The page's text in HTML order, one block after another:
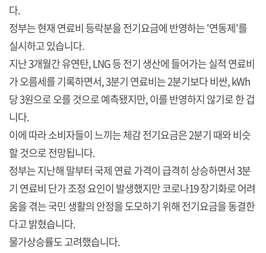
다.
정부는 현재 연료비 등락분을 전기요금에 반영하는 '연동제'를
실시하고 있습니다.
지난 3개월간 유연탄, LNG 등 전기 생산에 들어가는 실적 연료비
가 오름세를 기록하면서, 3분기 연료비는 2분기보다 비싼, kWh
당 3원으로 오를 것으로 예측됐지만, 이를 반영하지 않기로 한 겁
니다.
이에 따라 소비자들이 느끼는 체감 전기요금은 2분기 때와 비슷
할 것으로 전망됩니다.
정부는 지난해 말부터 국제 연료 가격이 급격히 상승하면서 3분
기 연료비 단가 조정 요인이 발생했지만 코로나19 장기화로 어려
움을 겪는 국민 생활의 안정을 도모하기 위해 전기요금을 동결한
다고 밝혔습니다.
물가상승률도 고려했습니다.